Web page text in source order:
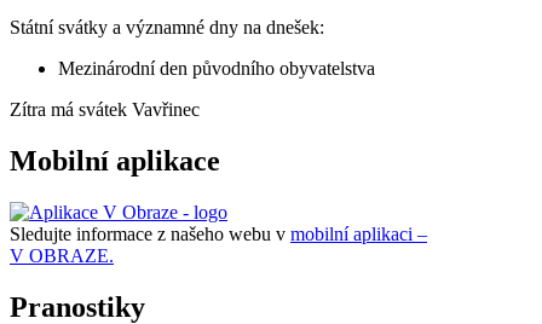
Státní svátky a významné dny na dnešek:
Mezinárodní den původního obyvatelstva
Zítra má svátek Vavřinec
Mobilní aplikace
Sledujte informace z našeho webu v mobilní aplikaci –
V OBRAZE.
Pranostiky